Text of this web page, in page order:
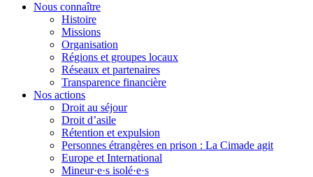
Nous connaître
Histoire
Missions
Organisation
Régions et groupes locaux
Réseaux et partenaires
Transparence financière
Nos actions
Droit au séjour
Droit d’asile
Rétention et expulsion
Personnes étrangères en prison : La Cimade agit
Europe et International
Mineur·e·s isolé·e·s